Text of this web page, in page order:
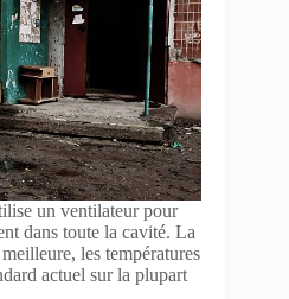
un ventilateur pour
dans toute la cavité. La
les températures
actuel sur la plupart